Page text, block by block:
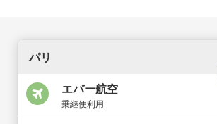
パリ
エバー航空
乗継便利用